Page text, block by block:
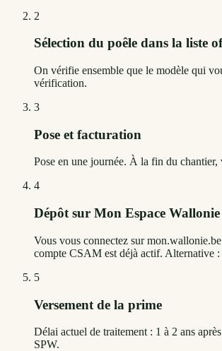
2
Sélection du poêle dans la liste
On vérifie ensemble que le modèle qui
vérification.
3
Pose et facturation
Pose en une journée. À la fin du
4
Dépôt sur Mon Espace Wallonie
Vous vous connectez sur
compte CSAM est déjà actif. Alternative
5
Versement de la prime
Délai actuel de traitement : 1 à 2 ans
SPW.